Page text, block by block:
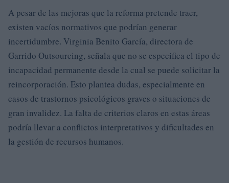
A pesar de las mejoras que la reforma pretende traer,
existen vacíos normativos que podrían generar
incertidumbre. Virginia Benito García, directora de
Garrido Outsourcing, señala que no se especifica el tipo de
incapacidad permanente desde la cual se puede solicitar la
reincorporación. Esto plantea dudas, especialmente en
casos de trastornos psicológicos graves o situaciones de
gran invalidez. La falta de criterios claros en estas áreas
podría llevar a conflictos interpretativos y dificultades en
la gestión de recursos humanos.